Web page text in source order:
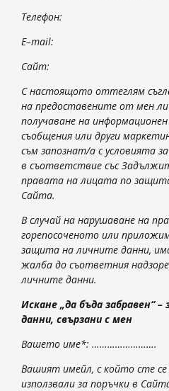
Телефон:
E–mail:
Сайт:
С настоящото оттеглям
на предоставените от мен
получаване на
съобщения или други
съм запознат/а с условията
в съответствие със
правата на лицата по
Сайта.
В случай на нарушаване на
горепосоченото или
защита на личните данни,
жалба до съответния
личните данни.
Искане „да бъда забравен“
данни, свързани с мен
Вашето име*: …………………….
Вашият имейл, с който сте
използвали за поръчки в